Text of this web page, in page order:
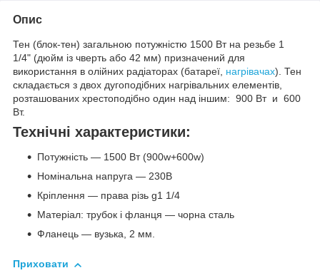
Опис
Тен (блок-тен) загальною потужністю 1500 Вт на резьбе 1
1/4" (дюйм із чверть або 42 мм) призначений для
використання в олійних радіаторах (батареї, нагрівачах). Тен
складається з двох дугоподібних нагрівальних елементів,
розташованих хрестоподібно один над іншим: 900 Вт и 600
Вт.
Технічні характеристики:
Потужність — 1500 Вт (900w+600w)
Номінальна напруга — 230В
Кріплення — права різь g1 1/4
Матеріал: трубок і фланця — чорна сталь
Фланець — вузька, 2 мм.
Приховати